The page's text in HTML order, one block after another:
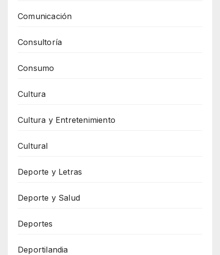
Comunicación
Consultoría
Consumo
Cultura
Cultura y Entretenimiento
Cultural
Deporte y Letras
Deporte y Salud
Deportes
Deportilandia